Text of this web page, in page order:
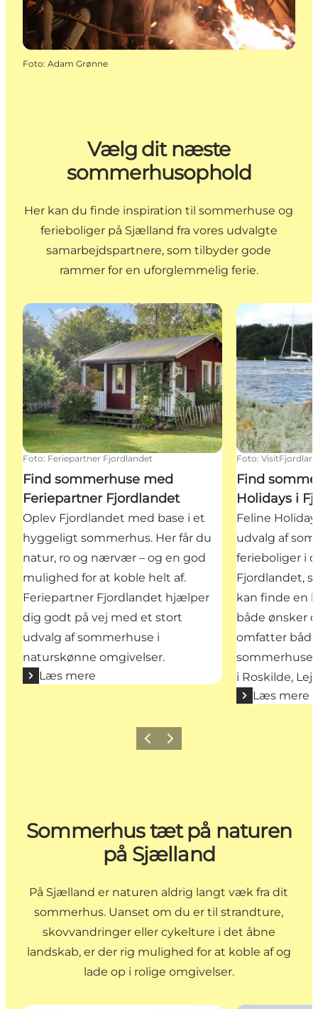
Foto: Adam Grønne
Vælg dit næste
sommerhusophold
Her kan du finde inspiration til sommerhuse og
ferieboliger på Sjælland fra vores udvalgte
samarbejdspartnere, som tilbyder gode
rammer for en uforglemmelig ferie.
Find sommerhuse med Feriepartner Fjordlandet
Foto: Feriepartner Fjordlandet
Find sommerhuse med
Feriepartner Fjordlandet
Oplev Fjordlandet med base i et
hyggeligt sommerhus. Her får du
natur, ro og nærvær – og en god
mulighed for at koble helt af.
Feriepartner Fjordlandet hjælper
dig godt på vej med et stort
udvalg af sommerhuse i
naturskønne omgivelser.
Læs mere
Find
Foto:
Find
Holidays i
Feline
udvalg af
ferieboliger i
Fjordlandet,
kan finde en
både ønsker
omfatter
sommerhuse
i Roskilde,
Læs mere
Forrige billede
Næste billede
Sommerhus tæt på naturen
på Sjælland
På Sjælland er naturen aldrig langt væk fra dit
sommerhus. Uanset om du er til strandture,
skovvandringer eller cykelture i det åbne
landskab, er der rig mulighed for at koble af og
lade op i rolige omgivelser.